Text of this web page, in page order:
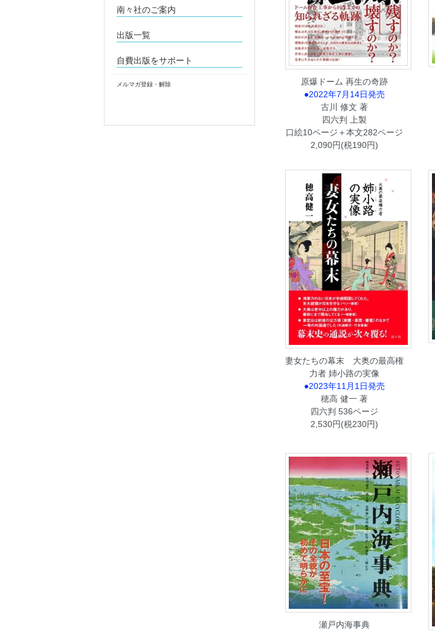
原爆ドーム 再生の奇跡
●2022年7月14日発売
古川 修文 著
四六判 上製
口絵10ページ＋本文282ページ
2,090円(税190円)
妻女たちの幕末 大奥の最高権
力者 姉小路の実像
●2023年11月1日発売
穂高 健一 著
四六判 536ページ
2,530円(税230円)
瀬戸内海事典
南々社のご案内
出版一覧
自費出版をサポート
メルマガ登録・解除